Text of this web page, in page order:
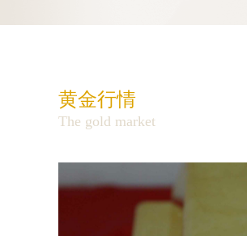
黄金行情
The gold market